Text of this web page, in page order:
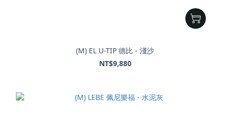
(M) EL U-TIP 德比 - 淺沙
NT$9,880